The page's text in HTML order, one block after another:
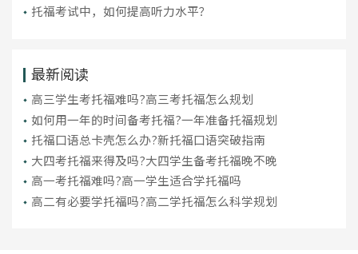
托福考试中，如何提高听力水平？
最新阅读
高三学生考托福难吗?高三考托福怎么规划
如何用一年的时间备考托福?一年准备托福规划
托福口语总卡壳怎么办?新托福口语突破指南
大四考托福来得及吗?大四学生备考托福晚不晚
高一考托福难吗?高一学生适合学托福吗
高二有必要学托福吗?高二学托福怎么科学规划